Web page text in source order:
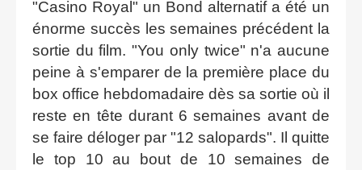
"Casino Royal" un Bond alternatif a été un
énorme succès les semaines précédent la
sortie du film. "You only twice" n'a aucune
peine à s'emparer de la première place du
box office hebdomadaire dès sa sortie où il
reste en tête durant 6 semaines avant de
se faire déloger par "12 salopards". Il quitte
le top 10 au bout de 10 semaines de